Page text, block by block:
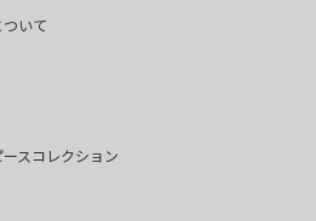
ついて
スコレクション